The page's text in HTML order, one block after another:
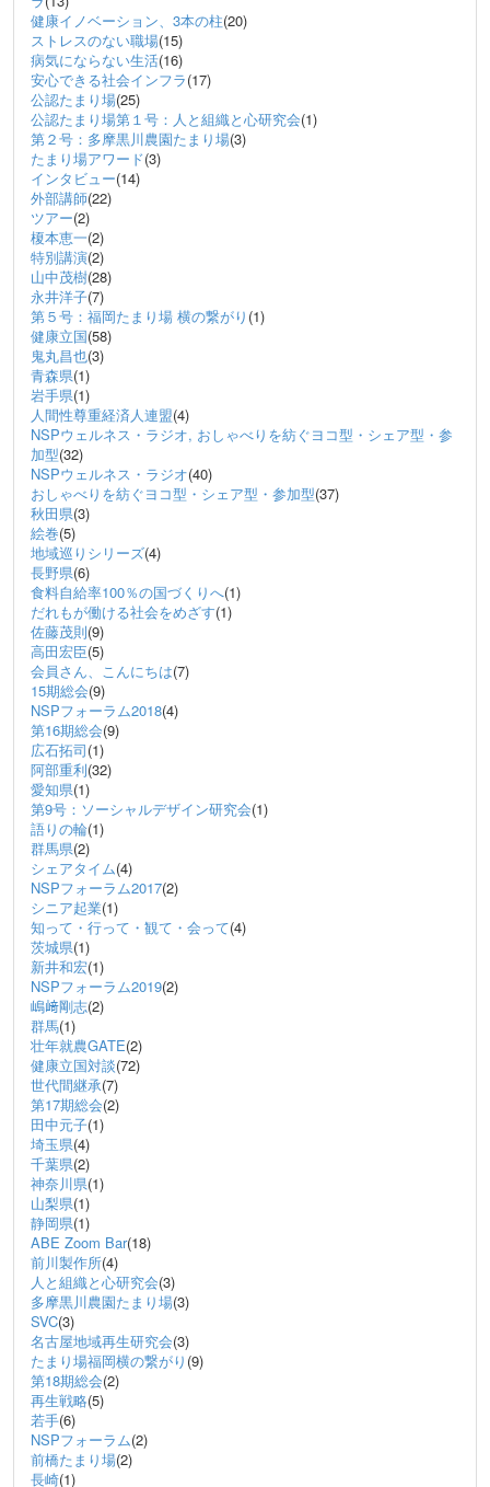
健康イノベーション、3本の柱(20)
ストレスのない職場(15)
病気にならない生活(16)
安心できる社会インフラ(17)
公認たまり場(25)
公認たまり場第１号：人と組織と心研究会(1)
第２号：多摩黒川農園たまり場(3)
たまり場アワード(3)
インタビュー(14)
外部講師(22)
ツアー(2)
榎本恵一(2)
特別講演(2)
山中茂樹(28)
永井洋子(7)
第５号：福岡たまり場 横の繋がり (1)
健康立国(58)
鬼丸昌也(3)
青森県(1)
岩手県(1)
人間性尊重経済人連盟(4)
NSPウェルネス・ラジオ, おしゃべりを紡ぐヨコ型・シェア型・参
加型(32)
NSPウェルネス・ラジオ(40)
おしゃべりを紡ぐヨコ型・シェア型・参加型(37)
秋田県(3)
絵巻(5)
地域巡りシリーズ(4)
長野県(6)
食料自給率100％の国づくりへ(1)
だれもが働ける社会をめざす(1)
佐藤茂則(9)
高田宏臣(5)
会員さん、こんにちは(7)
15期総会(9)
NSPフォーラム2018(4)
第16期総会(9)
広石拓司(1)
阿部重利(32)
愛知県(1)
第9号：ソーシャルデザイン研究会(1)
語りの輪(1)
群馬県(2)
シェアタイム(4)
NSPフォーラム2017(2)
シニア起業(1)
知って・行って・観て・会って(4)
茨城県(1)
新井和宏(1)
NSPフォーラム2019(2)
嶋﨑剛志(2)
群馬(1)
壮年就農GATE(2)
健康立国対談(72)
世代間継承(7)
第17期総会(2)
田中元子(1)
埼玉県(4)
千葉県(2)
神奈川県(1)
山梨県(1)
静岡県(1)
ABE Zoom Bar(18)
前川製作所(4)
人と組織と心研究会(3)
多摩黒川農園たまり場(3)
SVC(3)
名古屋地域再生研究会(3)
たまり場福岡横の繋がり (9)
第18期総会(2)
再生戦略(5)
若手(6)
NSPフォーラム(2)
前橋たまり場(2)
長崎(1)